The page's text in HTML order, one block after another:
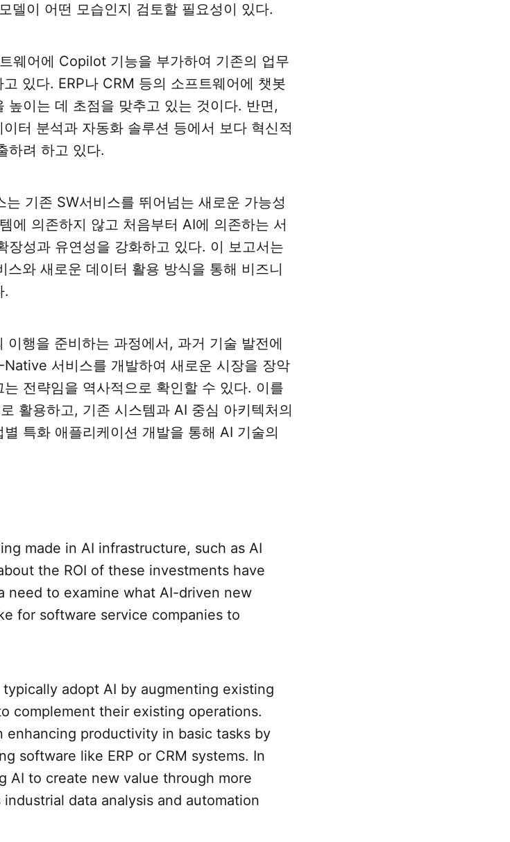
델이 어떤 모습인지 검토할 필요성이 있다.
웨어에 Copilot 기능을 부가하여 기존의 업무
있다. ERP나 CRM 등의 소프트웨어에 챗봇
높이는 데 초점을 맞추고 있는 것이다. 반면,
터 분석과 자동화 솔루션 등에서 보다 혁신적
하려 하고 있다.
기존 SW서비스를 뛰어넘는 새로운 가능성
에 의존하지 않고 처음부터 AI에 의존하는 서
장성과 유연성을 강화하고 있다. 이 보고서는
와 새로운 데이터 활용 방식을 통해 비즈니
.
이행을 준비하는 과정에서, 과거 기술 발전에
서비스를 개발하여 새로운 시장을 장악
전략임을 역사적으로 확인할 수 있다. 이를
활용하고, 기존 시스템과 AI 중심 아키텍처의
특화 애플리케이션 개발을 통해 AI 기술의
made in AI infrastructure, such as AI
the ROI of these investments have
need to examine what AI-driven new
for software service companies to
adopt AI by augmenting existing
complement their existing operations.
productivity in basic tasks by
software like ERP or CRM systems. In
AI to create new value through more
data analysis and automation